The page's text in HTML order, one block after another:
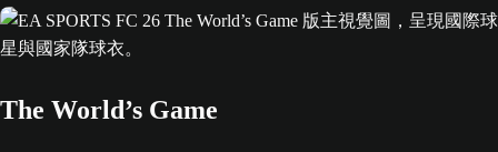
The World’s Game